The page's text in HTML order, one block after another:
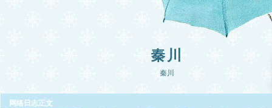
秦川
秦川
网络日志正文